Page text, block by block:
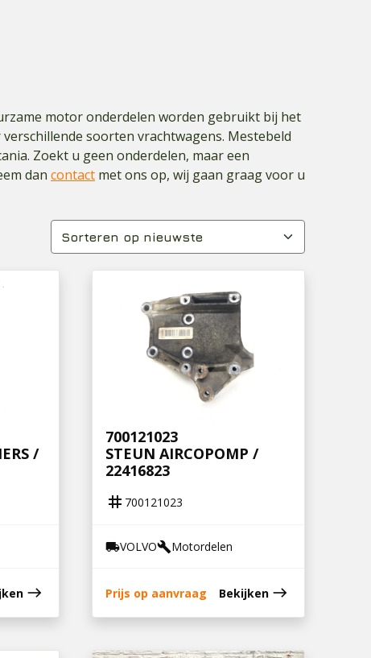
motor onderdelen worden gebruikt bij het
soorten vrachtwagens. Mestebeld
Zoekt u geen onderdelen, maar een
dan contact met ons op, wij gaan graag voor u
/
east
700121023
STEUN AIRCOPOMP /
22416823
tag 700121023
local_shippingVOLVObuildMotordelen
Prijs op aanvraag Bekijken east